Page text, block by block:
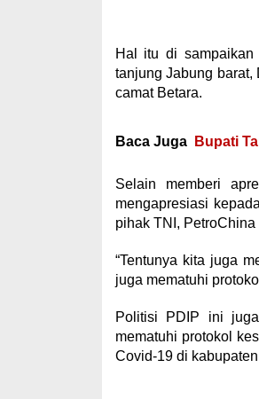
Hal itu di sampaikan
tanjung Jabung barat,
camat Betara.
Baca Juga Bupati
Selain memberi
mengapresiasi
pihak TNI, PetroChina
“Tentunya kita juga
juga mematuhi
Politisi PDIP ini
mematuhi protokol
Covid-19 di